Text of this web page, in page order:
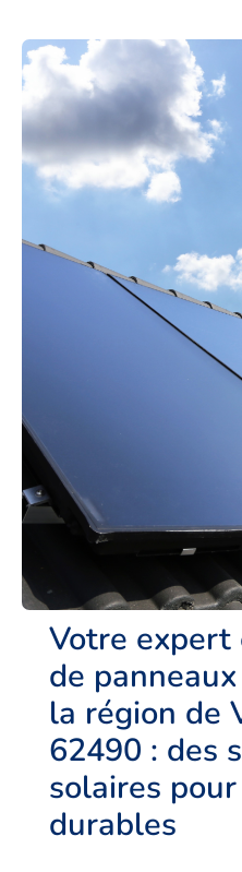
Votre
de
la région de
62490 : des
solaires
durables